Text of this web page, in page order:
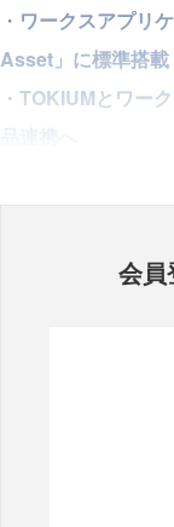
・ ワークスアプリ
Asset」に標準搭載
・ TOKIUMとワー
会員